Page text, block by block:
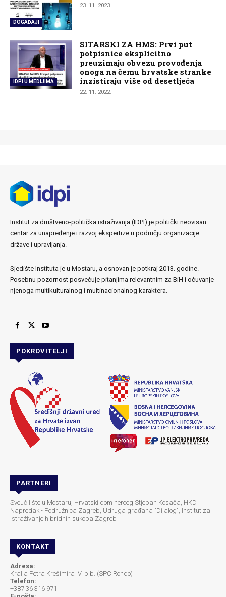
DOGAĐAJI
23. 11. 2023.
IDPI U MEDIJIMA
SITARSKI ZA HMS: Prvi put
potpisnice eksplicitno
preuzimaju obvezu provođenja
onoga na čemu hrvatske stranke
inzistiraju više od desetljeća
22. 11. 2022.
Institut za društveno-politička istraživanja (IDPI) je politički neovisan
centar za unapređenje i razvoj ekspertize u području organizacije
države i upravljanja.
Sjedište Instituta je u Mostaru, a osnovan je potkraj 2013. godine.
Posebnu pozornost posvećuje pitanjima relevantnim za BiH i očuvanje
njenoga multikulturalnog i multinacionalnog karaktera.
POKROVITELJI
PARTNERI
Sveučilište u Mostaru, Hrvatski dom herceg Stjepan Kosača, HKD
Napredak - Podružnica Zagreb, Udruga građana "Dijalog", Institut za
istraživanje hibridnih sukoba Zagreb
KONTAKT
Adresa:
Kralja Petra Krešimira IV. b.b. (SPC Rondo)
Telefon:
+387 36 316 971